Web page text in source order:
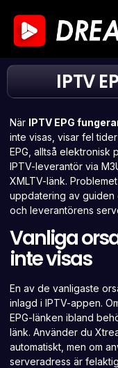
IPTV
När IPTV EPG
inte visas, visar fel
EPG, alltså elektronisk
IPTV-leverantör via
XMLTV-länk.
uppdatering av guiden
och leverantörens
Vanliga
inte visas
En av de vanligaste
inlagd i IPTV-appen.
EPG-länken ibland
länk. Använder du
automatiskt, men om
serveradress är